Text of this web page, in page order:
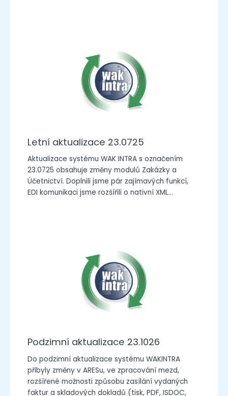
Letní aktualizace 23.0725
Aktualizace systému WAK INTRA s označením
23.0725 obsahuje změny modulů Zakázky a
Účetnictví. Doplnili jsme pár zajímavých funkcí,
EDI komunikaci jsme rozšířili o nativní XML…
Podzimní aktualizace 23.1026
Do podzimní aktualizace systému WAKINTRA
přibyly změny v ARESu, ve zpracování mezd,
rozšířené možnosti způsobu zasílání vydaných
faktur a skladových dokladů (tisk, PDF, ISDOC,